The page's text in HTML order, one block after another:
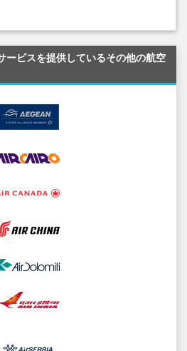
ビスを提供しているその他の航空